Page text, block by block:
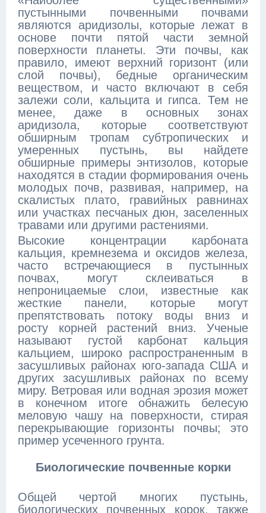
пустынными почвенными почвами
являются аридизолы, которые лежат в
основе почти пятой части земной
поверхности планеты. Эти почвы, как
правило, имеют верхний горизонт (или
слой почвы), бедные органическим
веществом, и часто включают в себя
залежи соли, кальцита и гипса. Тем не
менее, даже в основных зонах
аридизола, которые соответствуют
обширным тропам субтропических и
умеренных пустынь, вы найдете
обширные примеры энтизолов, которые
находятся в стадии формирования очень
молодых почв, развивая, например, на
скалистых плато, гравийных равнинах
или участках песчаных дюн, заселенных
травами или другими растениями.
Высокие концентрации карбоната
кальция, кремнезема и оксидов железа,
часто встречающиеся в пустынных
почвах, могут склеиваться в
непроницаемые слои, известные как
жесткие панели, которые могут
препятствовать потоку воды вниз и
росту корней растений вниз. Ученые
называют густой карбонат кальция
кальцием, широко распространенным в
засушливых районах юго-запада США и
других засушливых районах по всему
миру. Ветровая или водная эрозия может
в конечном итоге обнажить белесую
меловую чашу на поверхности, стирая
перекрывающие горизонты почвы; это
пример усеченного грунта.
Биологические почвенные корки
Общей чертой многих пустынь,
биологических почвенных корок, также